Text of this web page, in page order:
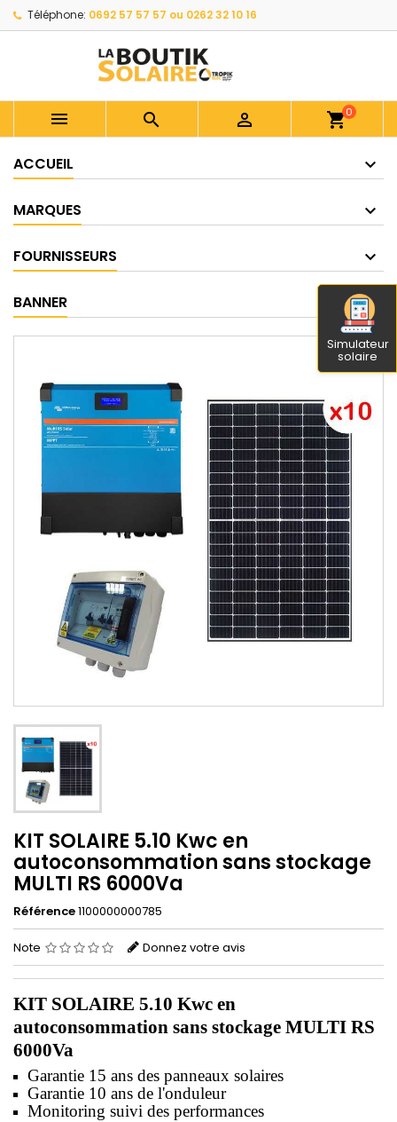
Téléphone: 0692 57 57 57 ou 0262 32 10 16
   shopping_cart0
ACCUEIL
MARQUES
FOURNISSEURS
BANNER
KIT SOLAIRE 5.10 Kwc en
autoconsommation sans stockage
MULTI RS 6000Va
Référence1100000000785
Note Donnez votre avis
KIT SOLAIRE 5.10 Kwc en
autoconsommation sans stockage MULTI RS
6000Va
Garantie 15 ans des panneaux solaires
Garantie 10 ans de l'onduleur
Monitoring suivi des performances
Simulateur
solaire